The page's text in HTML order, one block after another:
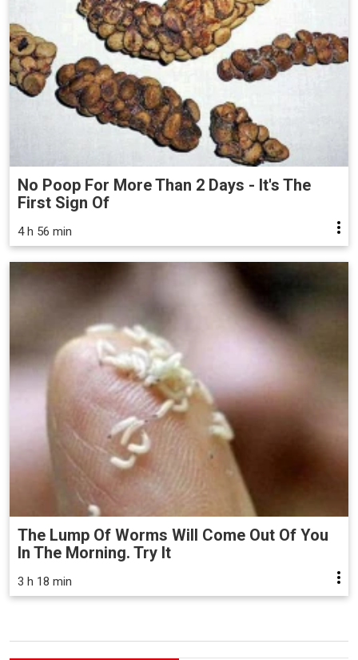
No Poop For More Than 2 Days - It's The
First Sign Of
4 h 56 min
The Lump Of Worms Will Come Out Of You
In The Morning. Try It
3 h 18 min